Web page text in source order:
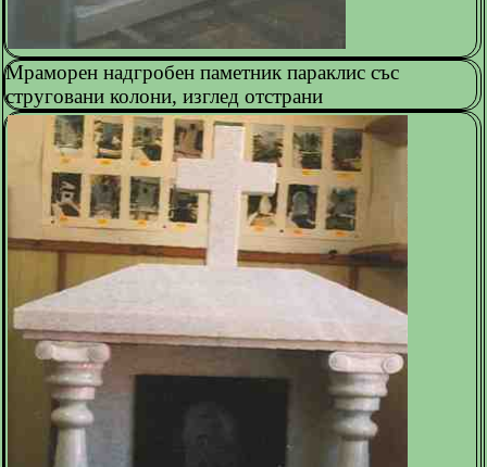
Мраморен надгробен паметник параклис със
струговани колони, изглед отстрани